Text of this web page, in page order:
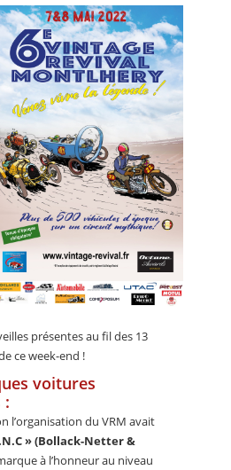
présentes au fil des 13
ce week-end !
voitures
:
l’organisation du VRM avait
» (Bollack-Netter &
à l’honneur au niveau